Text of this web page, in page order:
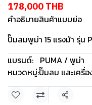
178,000 THB
คำอธิบายสินค้าแบบย่อ
ปั๊มลมพูม่า 15 แรงม้า รุ่น
แบรนด์: PUMA / พูม่า
หมวดหมู่:ปั๊มลม และเครื่
แชร์